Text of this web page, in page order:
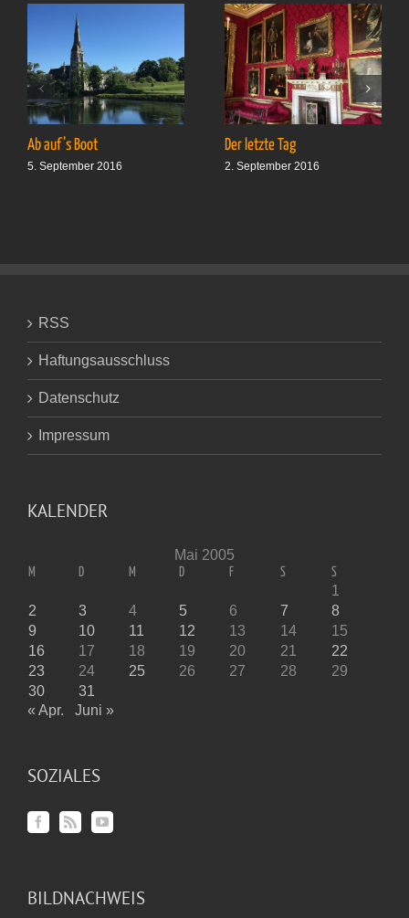
Ab auf’s Boot
5. September 2016
Der letzte Tag
2. September 2016
RSS
Haftungsausschluss
Datenschutz
Impressum
KALENDER
Mai 2005
M D M D F S S
1
2
3 4 5 6 7
8
9
10 11 12 13 14
15
16
17 18 19 20 21
22
23
24 25 26 27 28
29
30
31
« Apr.
Juni »
SOZIALES
BILDNACHWEIS